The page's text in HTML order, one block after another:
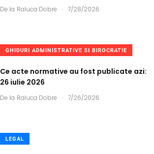
De la Raluca Dobre . 7/28/2026
GHIDURI ADMINISTRATIVE SI BIROCRATIE
Ce acte normative au fost publicate azi:
26 iulie 2026
De la Raluca Dobre . 7/26/2026
LEGAL